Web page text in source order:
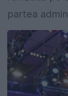
partea